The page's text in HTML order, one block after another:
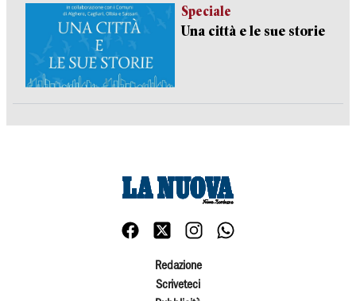
Speciale
Una città e le sue storie
Redazione
Scriveteci